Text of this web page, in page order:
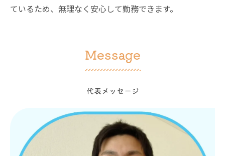
ているため、無理なく安心して勤務できます。
代表メッセージ
Message